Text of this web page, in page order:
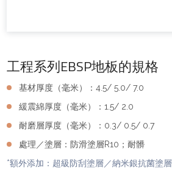
工程系列EBSP地板的規格
基材厚度（毫米）：4.5/ 5.0/ 7.0
緩震綿厚度（毫米）：1.5/ 2.0
耐磨層厚度（毫米）：0.3/ 0.5/ 0.7
處理／塗層：防滑塗層R10；耐髒
*額外添加：超級防刮塗層／納米銀抗菌塗層